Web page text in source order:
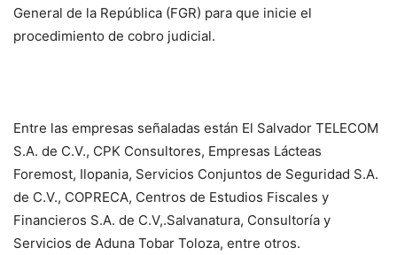
General de la República (FGR) para que inicie el
procedimiento de cobro judicial.
Entre las empresas señaladas están El Salvador TELECOM
S.A. de C.V., CPK Consultores, Empresas Lácteas
Foremost, Ilopania, Servicios Conjuntos de Seguridad S.A.
de C.V., COPRECA, Centros de Estudios Fiscales y
Financieros S.A. de C.V,.Salvanatura, Consultoría y
Servicios de Aduna Tobar Toloza, entre otros.